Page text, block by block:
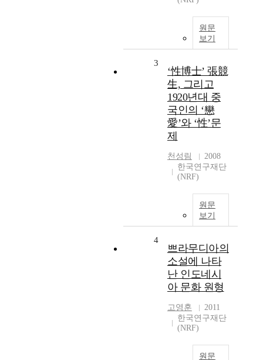
원문
보기
3
‘性博士’ 張競
生, 그리고
1920년대 중
국인의 ‘戀
愛’와 ‘性’문
제
천성림
2008
한국연구재단
(NRF)
원문
보기
4
쁘라무디아의
소설에 나타
난 인도네시
아 문화 원형
고영훈
2011
한국연구재단
(NRF)
원문